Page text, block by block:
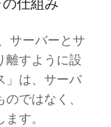
仕組み
サーバーとサ
離すように設
」は、サーバ
ではなく、
す。